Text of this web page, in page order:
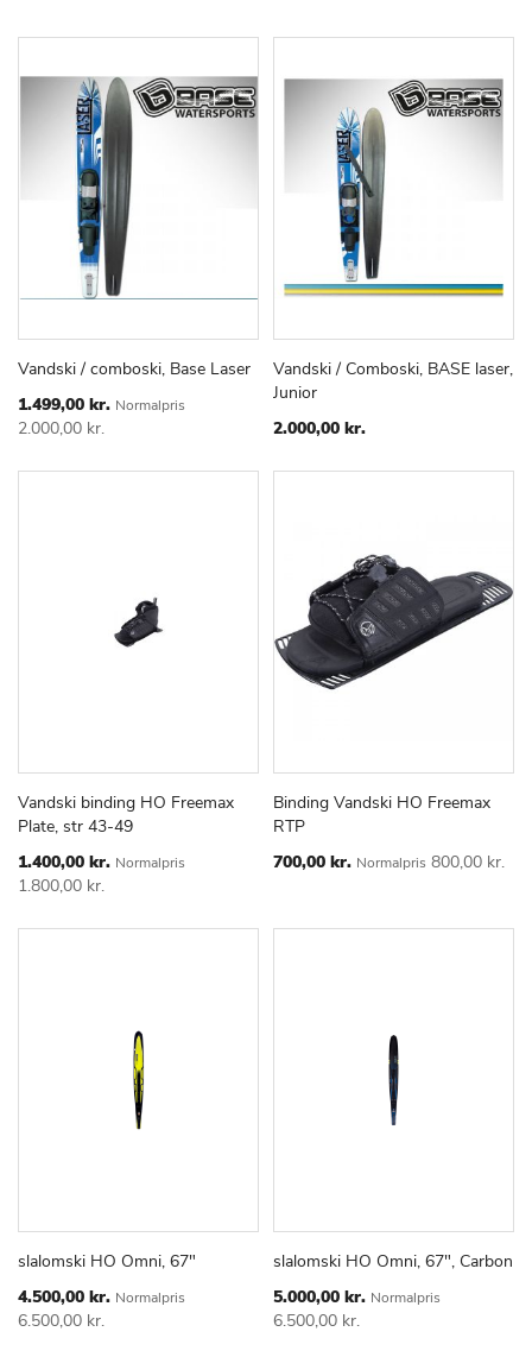
Læg i kurv
TILFØJ
TIL
SAMMENLIGN
Vandski / comboski, Base Laser
Special
Price
1.499,00 kr. Normalpris
2.000,00 kr.
Læg i kurv
TILFØJ
Vandski / Comboski, BASE laser,
Junior
2.000,00 kr.
Læg i kurv
TILFØJ
ØNSKE
SAMMENLIGN
Vandski binding HO Freemax
Plate, str 43-49
Special
Price
1.400,00 kr. Normalpris
1.800,00 kr.
Læg i kurv
TILFØJ
ØNSKE
Binding Vandski HO Freemax
RTP
Special
700,00 kr. Normalpris 800,00 kr.
Læg i kurv
TILFØJ
TIL
SAMMENLIGN
slalomski HO Omni, 67"
Special
Price
4.500,00 kr. Normalpris
6.500,00 kr.
Læg i kurv
TILFØJ
TIL
slalomski HO Omni, 67", Carbon
Special
Price
5.000,00 kr. Normalpris
6.500,00 kr.